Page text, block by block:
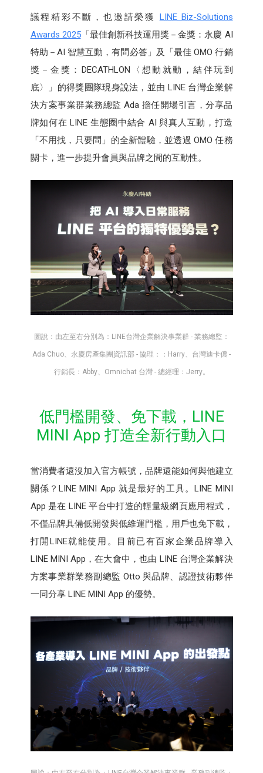
議程精彩不斷，也邀請榮獲 LINE Biz-Solutions
Awards 2025「最佳創新科技運用獎－金獎：永慶 AI
特助－AI 智慧互動，有問必答」及「最佳 OMO 行銷
獎－金獎：DECATHLON〈想動就動，結伴玩到
底〉」的得獎團隊現身說法，並由 LINE 台灣企業解
決方案事業群業務總監 Ada 擔任開場引言，分享品
牌如何在 LINE 生態圈中結合 AI 與真人互動，打造
「不用找，只要問」的全新體驗，並透過 OMO 任務
關卡，進一步提升會員與品牌之間的互動性。
圖說：由左至右分別為：LINE台灣企業解決事業群 - 業務總監：
Ada Chuo、永慶房產集團資訊部 - 協理：：Harry、台灣迪卡儂 -
行銷長：Abby、Omnichat 台灣 - 總經理：Jerry。
低門檻開發、免下載，LINE
MINI App 打造全新行動入口
當消費者還沒加入官方帳號，品牌還能如何與他建立
關係？LINE MINI App 就是最好的工具。LINE MINI
App 是在 LINE 平台中打造的輕量級網頁應用程式，
不僅品牌具備低開發與低維運門檻，用戶也免下載，
打開LINE就能使用。目前已有百家企業品牌導入
LINE MINI App，在大會中，也由 LINE 台灣企業解決
方案事業群業務副總監 Otto 與品牌、認證技術夥伴
一同分享 LINE MINI App 的優勢。